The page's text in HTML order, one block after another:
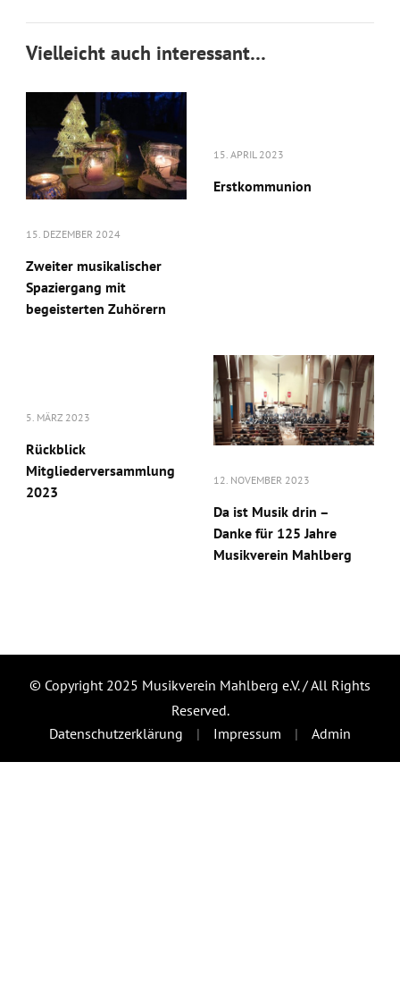
Vielleicht auch interessant…
15. DEZEMBER 2024
Zweiter musikalischer
Spaziergang mit
begeisterten Zuhörern
15. APRIL 2023
Erstkommunion
5. MÄRZ 2023
Rückblick
Mitgliederversammlung
2023
12. NOVEMBER 2023
Da ist Musik drin –
Danke für 125 Jahre
Musikverein Mahlberg
© Copyright 2025 Musikverein Mahlberg e.V. / All Rights
Reserved.
Datenschutzerklärung
Impressum Admin